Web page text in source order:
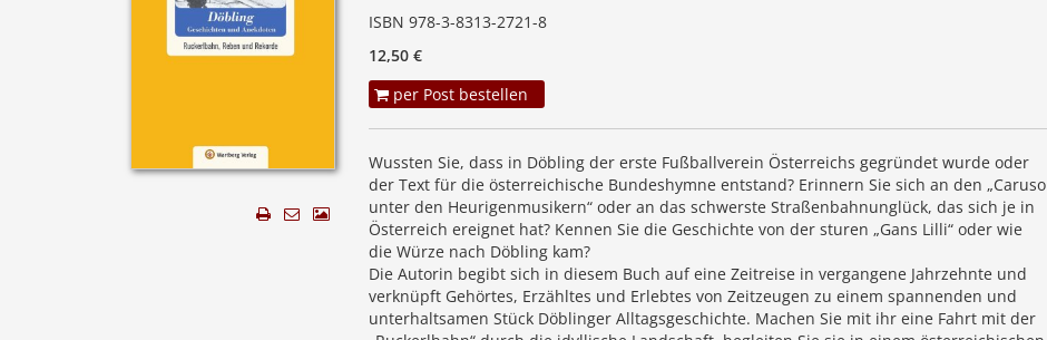
ISBN 978-3-8313-2721-8
12,50 €
per Post bestellen
Wussten Sie, dass in Döbling der erste Fußballverein Österreichs gegründet wurde oder
der Text für die österreichische Bundeshymne entstand? Erinnern Sie sich an den „Caruso
unter den Heurigenmusikern“ oder an das schwerste Straßenbahnunglück, das sich je in
Österreich ereignet hat? Kennen Sie die Geschichte von der sturen „Gans Lilli“ oder wie
die Würze nach Döbling kam?
Die Autorin begibt sich in diesem Buch auf eine Zeitreise in vergangene Jahrzehnte und
verknüpft Gehörtes, Erzähltes und Erlebtes von Zeitzeugen zu einem spannenden und
unterhaltsamen Stück Döblinger Alltagsgeschichte. Machen Sie mit ihr eine Fahrt mit der